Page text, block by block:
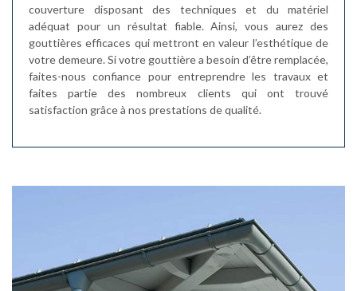
couverture disposant des techniques et du matériel
adéquat pour un résultat fiable. Ainsi, vous aurez des
gouttières efficaces qui mettront en valeur l’esthétique de
votre demeure. Si votre gouttière a besoin d’être remplacée,
faites-nous confiance pour entreprendre les travaux et
faites partie des nombreux clients qui ont trouvé
satisfaction grâce à nos prestations de qualité.